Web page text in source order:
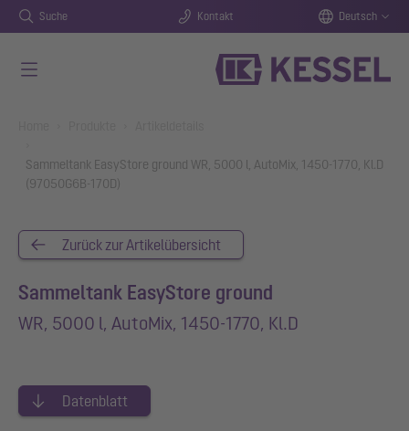
Suche Kontakt Deutsch
Sammeltank EasyStore ground WR, 5000 l, AutoMix, 1450-1770, Kl.D
(97050G6B-170D)
Zurück zur Artikelübersicht
Sammeltank EasyStore ground
WR, 5000 l, AutoMix, 1450-1770, Kl.D
Datenblatt